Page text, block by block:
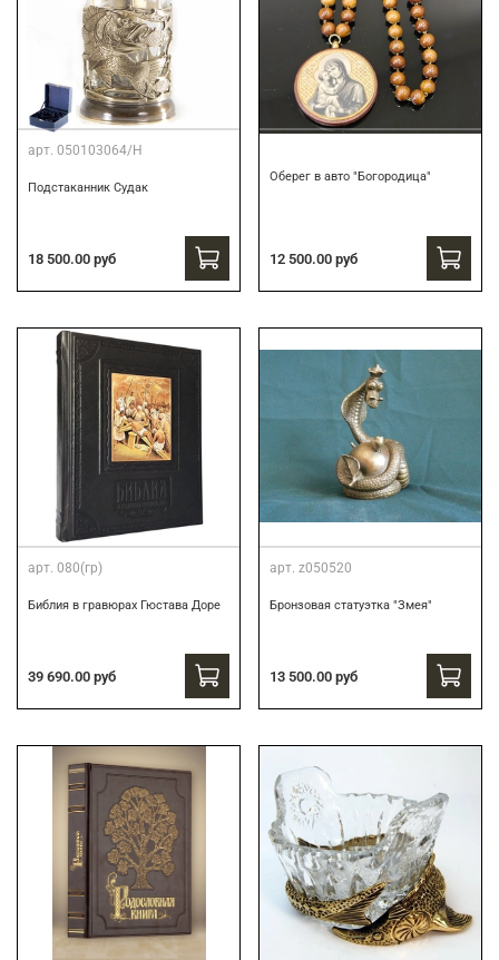
арт. 050103064/Н
Подстаканник Судак
18 500.00 руб
Оберег в авто "Богородица"
12 500.00 руб
арт. 080(гр)
Библия в гравюрах Гюстава Доре
39 690.00 руб
арт. z050520
Бронзовая статуэтка "Змея"
13 500.00 руб